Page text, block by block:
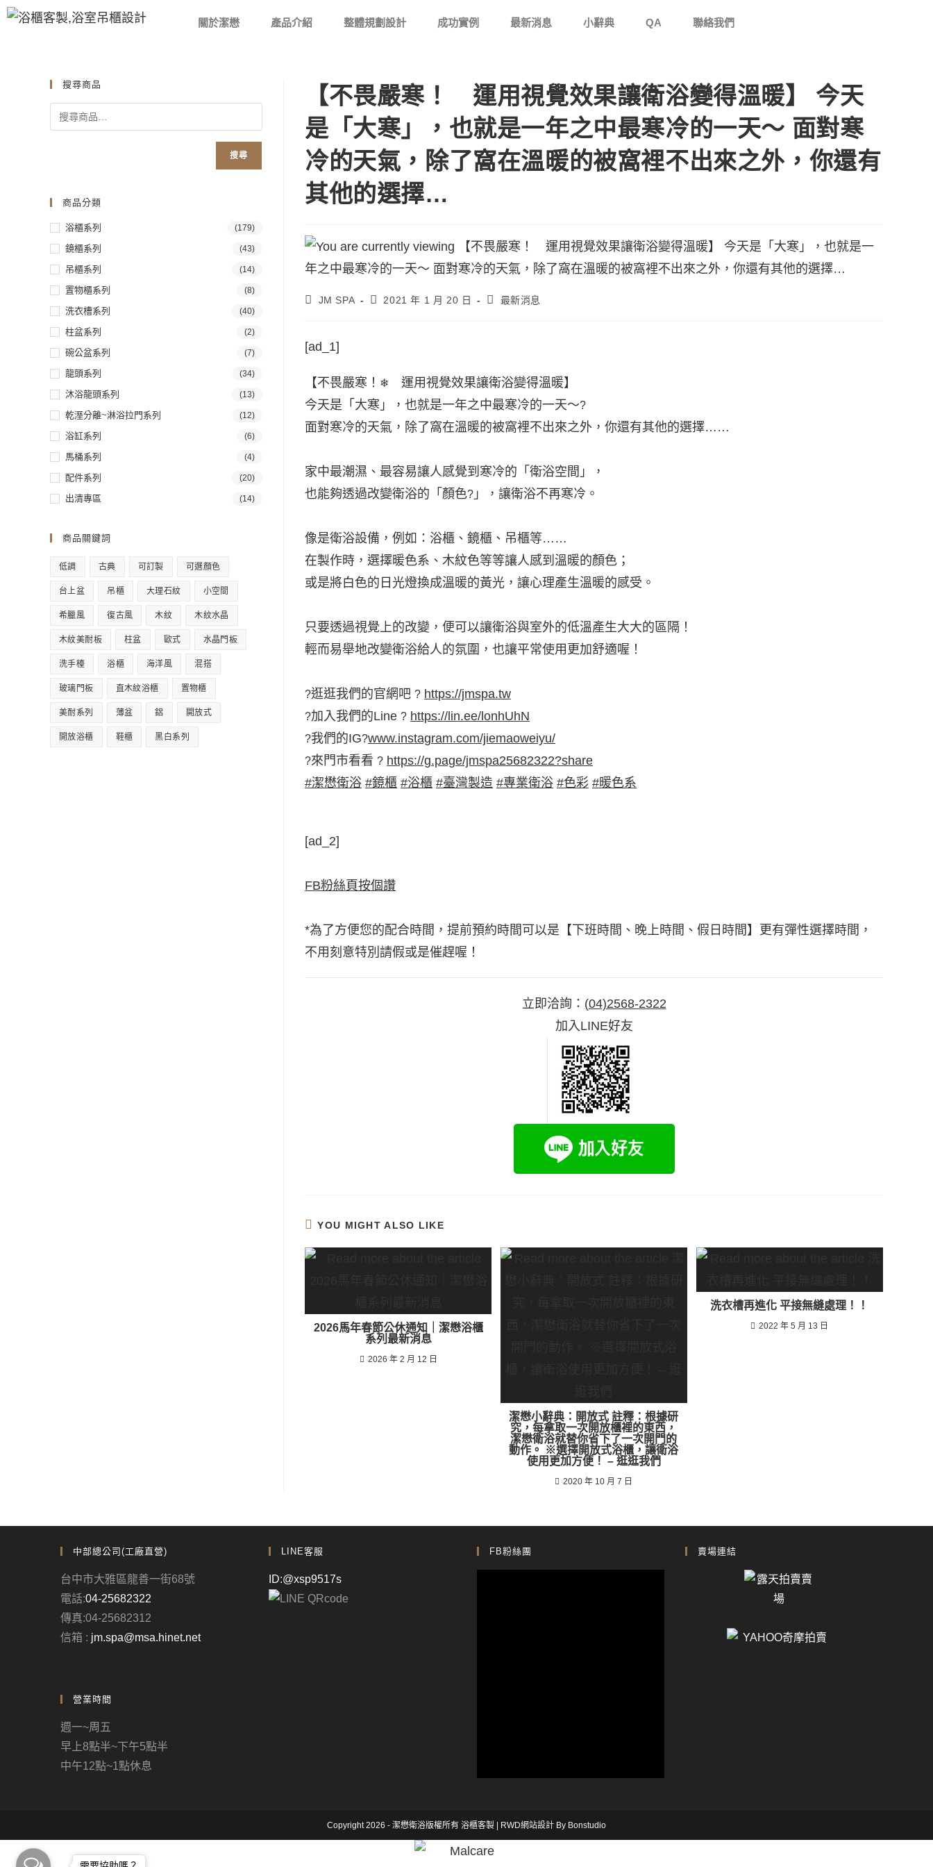
關於潔懋 產品介紹 整體規劃設計 成功實例 最新消息 小辭典 QA 聯絡我們
【不畏嚴寒！ 運用視覺效果讓衛浴變得溫暖】 今天
是「大寒」，也就是一年之中最寒冷的一天～ 面對寒
冷的天氣，除了窩在溫暖的被窩裡不出來之外，你還有
其他的選擇…
JM SPA 2021 年 1 月 20 日 最新消息
[ad_1]
【不畏嚴寒！ ❄
運用視覺效果讓衛浴變得溫暖】
今天是「大寒」，也就是一年之中最寒冷的一天～?
面對寒冷的天氣，除了窩在溫暖的被窩裡不出來之外，你還有其他的選擇……
家中最潮濕、最容易讓人感覺到寒冷的「衛浴空間」，
也能夠透過改變衛浴的「顏色? 」，讓衛浴不再寒冷。
像是衛浴設備，例如：浴櫃、鏡櫃、吊櫃等……
在製作時，選擇暖色系、木紋色等等讓人感到溫暖的顏色；
或是將白色的日光燈換成溫暖的黃光，讓心理產生溫暖的感受。
只要透過視覺上的改變，便可以讓衛浴與室外的低溫產生大大的區隔！
輕而易舉地改變衛浴給人的氛圍，也讓平常使用更加舒適喔！
?逛逛我們的官網吧 ? https://jmspa.tw
?加入我們的Line ? https://lin.ee/lonhUhN
?我們的IG?www.instagram.com/jiemaoweiyu/
?來門市看看 ? https://g.page/jmspa25682322?share
#潔懋衛浴 #鏡櫃 #浴櫃 #臺灣製造 #專業衛浴 #色彩 #暖色系
[ad_2]
FB粉絲頁按個讚
*為了方便您的配合時間，提前預約時間可以是【下班時間、晚上時間、假日時間】更有彈性選擇時間，
不用刻意特別請假或是催趕喔！
立即洽詢： (04)2568-2322
加入LINE好友
YOU MIGHT ALSO LIKE
2026馬年春節公休通知｜潔懋浴櫃
系列最新消息
2026 年 2 月 12 日
潔懋小辭典：開放式 註釋：根據研
究，每拿取一次開放櫃裡的東西，
潔懋衛浴就替你省下了一次開門的
動作。 ※選擇開放式浴櫃，讓衛浴
使用更加方便！ – 逛逛我們
2020 年 10 月 7 日
洗衣槽再進化 平接無縫處理！！
2022 年 5 月 13 日
搜尋商品
搜尋
商品分類
浴櫃系列 (179)
鏡櫃系列 (43)
吊櫃系列 (14)
置物櫃系列 (8)
洗衣槽系列 (40)
柱盆系列 (2)
碗公盆系列 (7)
龍頭系列 (34)
沐浴龍頭系列 (13)
乾溼分離~淋浴拉門系列 (12)
浴缸系列 (6)
馬桶系列 (4)
配件系列 (20)
出清專區 (14)
商品關鍵詞
低調 古典 可訂製 可選顏色
台上盆 吊櫃 大理石紋 小空間
希臘風 復古風 木紋 木紋水晶
木紋美耐板 柱盆 歐式 水晶門板
洗手檯 浴櫃 海洋風 混搭
玻璃門板 直木紋浴櫃 置物櫃
美耐系列 薄盆 鋁 開放式
開放浴櫃 鞋櫃 黑白系列
中部總公司(工廠直營)
台中市大雅區龍善一街68號
電話:04-25682322
傳真:04-25682312
信箱 : jm.spa@msa.hinet.net
營業時間
週一~周五
早上8點半~下午5點半
中午12點~1點休息
LINE客服
ID:@xsp9517s
FB粉絲團 賣場連結
Copyright 2026 - 潔懋衛浴版權所有 浴櫃客製 RWD網站設計 By Bonstudio